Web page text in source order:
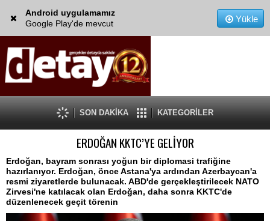
Android uygulamamız
Google Play'de mevcut
Yükle
SON DAKİKA KATEGORİLER
ERDOĞAN KKTC’YE GELİYOR
Erdoğan, bayram sonrası yoğun bir diplomasi trafiğine
hazırlanıyor. Erdoğan, önce Astana'ya ardından Azerbaycan'a
resmi ziyaretlerde bulunacak. ABD'de gerçekleştirilecek NATO
Zirvesi'ne katılacak olan Erdoğan, daha sonra KKTC'de
düzenlenecek geçit törenin